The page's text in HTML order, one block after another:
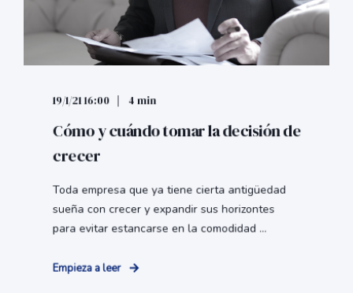
19/1/21 16:00 4 min
Cómo y cuándo tomar la decisión de
crecer
Toda empresa que ya tiene cierta antigüedad
sueña con crecer y expandir sus horizontes
para evitar estancarse en la comodidad ...
Empieza a leer